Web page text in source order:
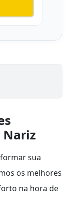
Nariz
sua
os melhores
na hora de